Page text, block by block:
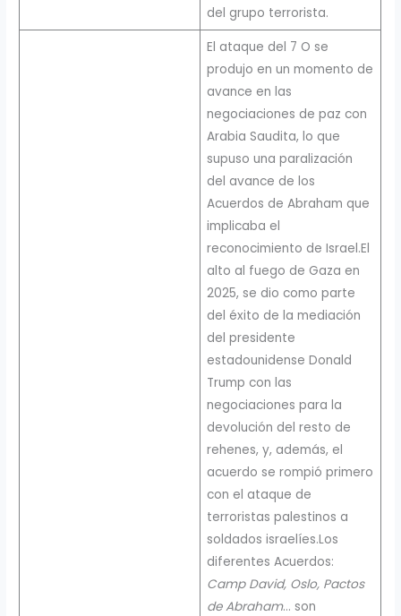
del grupo terrorista.
El ataque del 7 O se
produjo en un momento de
avance en las
negociaciones de paz con
Arabia Saudita, lo que
supuso una paralización
del avance de los
Acuerdos de Abraham que
implicaba el
reconocimiento de Israel.El
alto al fuego de Gaza en
2025, se dio como parte
del éxito de la mediación
del presidente
estadounidense Donald
Trump con las
negociaciones para la
devolución del resto de
rehenes, y, además, el
acuerdo se rompió primero
con el ataque de
terroristas palestinos a
soldados israelíes.Los
diferentes Acuerdos:
Camp David, Oslo, Pactos
de Abraham… son